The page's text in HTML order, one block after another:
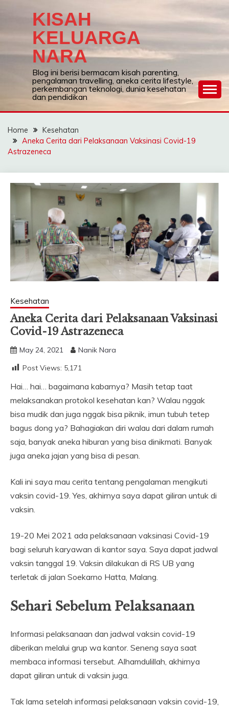
KISAH
KELUARGA
NARA
Blog ini berisi bermacam kisah parenting,
pengalaman travelling, aneka cerita lifestyle,
perkembangan teknologi, dunia kesehatan
dan pendidikan
Home
Kesehatan
Aneka Cerita dari Pelaksanaan Vaksinasi Covid-19
Astrazeneca
Kesehatan
Aneka Cerita dari Pelaksanaan Vaksinasi
Covid-19 Astrazeneca
May 24, 2021
Nanik Nara
Post Views: 5,171
Hai… hai… bagaimana kabarnya? Masih tetap taat
melaksanakan protokol kesehatan kan? Walau nggak
bisa mudik dan juga nggak bisa piknik, imun tubuh tetep
bagus dong ya? Bahagiakan diri walau dari dalam rumah
saja, banyak aneka hiburan yang bisa dinikmati. Banyak
juga aneka jajan yang bisa di pesan.
Kali ini saya mau cerita tentang pengalaman mengikuti
vaksin covid-19. Yes, akhirnya saya dapat giliran untuk di
vaksin.
19-20 Mei 2021 ada pelaksanaan vaksinasi Covid-19
bagi seluruh karyawan di kantor saya. Saya dapat jadwal
vaksin tanggal 19. Vaksin dilakukan di RS UB yang
terletak di jalan Soekarno Hatta, Malang.
Sehari Sebelum Pelaksanaan
Informasi pelaksanaan dan jadwal vaksin covid-19
diberikan melalui grup wa kantor. Seneng saya saat
membaca informasi tersebut. Alhamdulillah, akhirnya
dapat giliran untuk di vaksin juga.
Tak lama setelah informasi pelaksanaan vaksin covid-19,